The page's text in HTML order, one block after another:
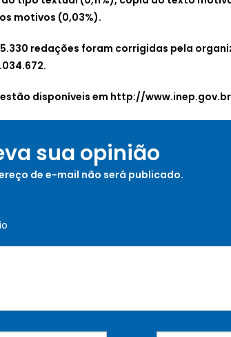
motivos (0,03%).
redações foram corrigidas pela
disponíveis em http://
sua opinião
de e-mail não será publicado.